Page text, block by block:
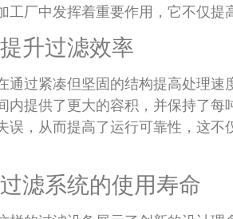
工厂中发挥着重要作用，它不仅提
升过滤效率
通过紧凑但坚固的结构提高处理
内提供了更大的容积，并保持了
误，从而提高了运行可靠性，这
滤系统的使用寿命